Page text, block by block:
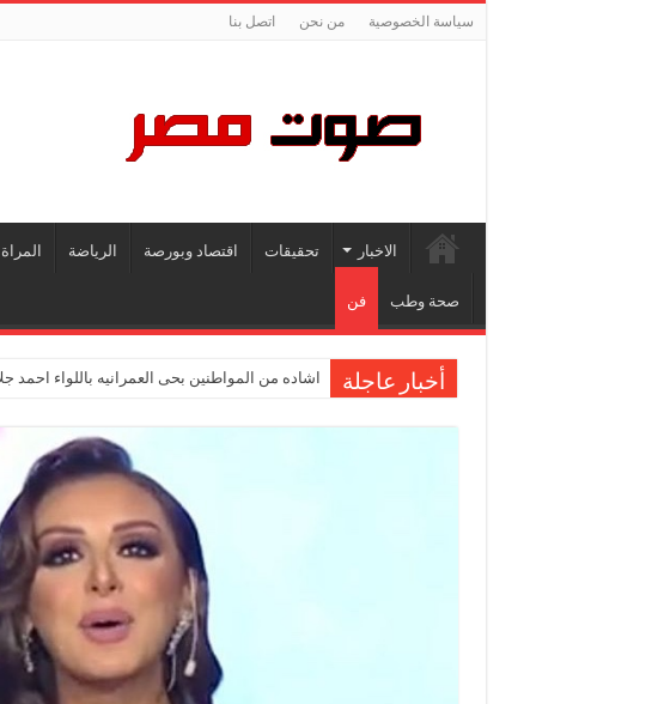
سياسة الخصوصية من نحن اتصل بنا
الاخبار تحقيقات اقتصاد وبورصة الرياضة
صحة وطب فن
أخبار عاجلة اشاده من المواطنين بحى العمرانيه باللواء احمد